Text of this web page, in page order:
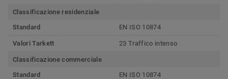
Classificazione residenziale
Standard
EN ISO 10874
Valori Tarkett 23 Traffico intenso
Classificazione commerciale
Standard
EN ISO 10874